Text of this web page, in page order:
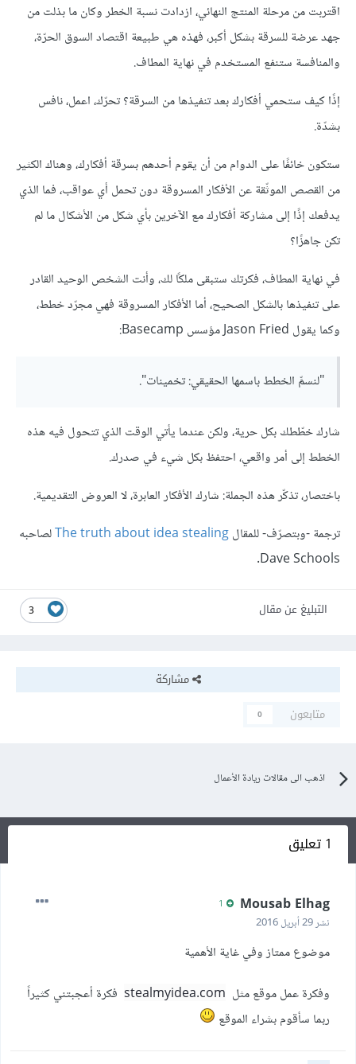
اقتربت من مرحلة المنتج النهائي، ازدادت نسبة الخطر وكان ما بذلت من
جهد عرضة للسرقة بشكل أكبر، فهذه هي طبيعة اقتصاد السوق الحرّة،
والمنافسة ستنفع المستخدم في نهاية المطاف.
إذًا كيف ستحمي أفكارك بعد تنفيذها من السرقة؟ تحرّك، اعمل، نافس
بشدّة.
ستكون خائفًا على الدوام من أن يقوم أحدهم بسرقة أفكارك، وهناك الكثير
من القصص الموثّقة عن الأفكار المسروقة دون تحمل أي عواقب، فما الذي
يدفعك إذًا إلى مشاركة أفكارك مع الآخرين بأي شكل من الأشكال ما لم
تكن جاهزًا؟
في نهاية المطاف، فكرتك ستبقى ملكًا لك، وأنت الشخص الوحيد القادر
على تنفيذها بالشكل الصحيح، أما الأفكار المسروقة فهي مجرّد خطط،
وكما يقول Jason Fried مؤسس Basecamp:
"لنسمِّ الخطط باسمها الحقيقي: تخمينات".
شارك خطّطك بكل حرية، ولكن عندما يأتي الوقت الذي تتحول فيه هذه
الخطط إلى أمر واقعي، احتفظ بكل شيء في صدرك.
باختصار، تذكّر هذه الجملة: شارك الأفكار العابرة، لا العروض التقديمية.
ترجمة -وبتصرّف- للمقالThe truth about idea stealingلصاحبه
Dave Schools.
3 التبليغ عن مقال
مشاركة
متابعون
0
اذهب الى مقالات ريادة الأعمال
1 تعليق
Mousab Elhag
نشر29 أبريل 2016
موضوع ممتاز وفي غاية الأهمية
وفكرة عمل موقع مثل stealmyidea.com فكرة أعجبتني كثيراً
ربما سأقوم بشراء الموقع